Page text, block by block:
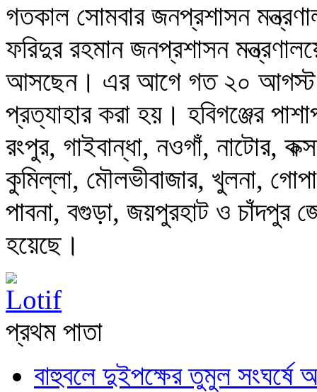
গতকাল সোমবার জনপ্রশাসন
ফরিদুর রহমান জনপ্রশাসন
আসছেন। এর আগে গত ২০ আগস্ট
প্রত্যাহার করা হয়। হবিগঞ্জের
রংপুর, গাইবান্ধা, নওগাঁ, নাটোর,
কুমিল্লা, মৌলভীবাজার, খুলনা,
পাবনা, বগুড়া, জয়পুরহাট ও চাঁদপুর
হয়েছে।
প্রথম পাতা
বাহুবলে দুইপক্ষের তুমুল সংঘর্ষে